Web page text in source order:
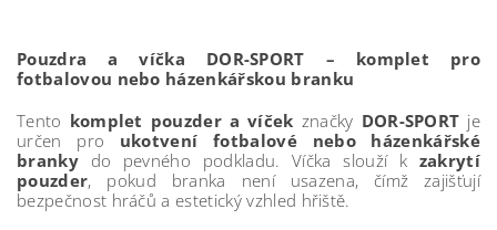
Pouzdra a víčka DOR-SPORT – komplet pro
fotbalovou nebo házenkářskou branku
Tento komplet pouzder a víček značky DOR-SPORT je
určen pro ukotvení fotbalové nebo házenkářské
brankydo pevného podkladu. Víčka slouží k zakrytí
pouzder, pokud branka není usazena, čímž zajišťují
bezpečnost hráčů a estetický vzhled hřiště.